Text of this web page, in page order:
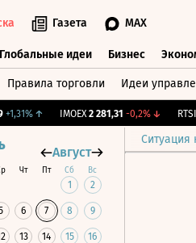
Газета MAX
Глобальные идеи Бизнес
Правила торговли Идеи
↑ IMOEX 2 281,31 -0,2%↓ RTSI
Ситуация
Август
Чт Пт Сб Вс
1 2
6 7 8 9
13 14 15 16